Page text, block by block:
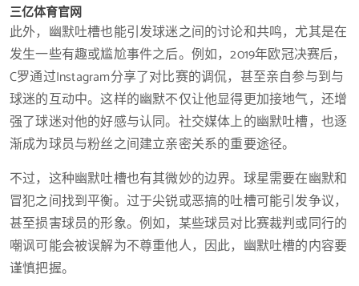
三亿体育官网
此外，幽默吐槽也能引发球迷之间的讨论和共鸣，尤其是在
发生一些有趣或尴尬事件之后。例如，2019年欧冠决赛后，
C罗通过Instagram分享了对比赛的调侃，甚至亲自参与到与
球迷的互动中。这样的幽默不仅让他显得更加接地气，还增
强了球迷对他的好感与认同。社交媒体上的幽默吐槽，也逐
渐成为球员与粉丝之间建立亲密关系的重要途径。
不过，这种幽默吐槽也有其微妙的边界。球星需要在幽默和
冒犯之间找到平衡。过于尖锐或恶搞的吐槽可能引发争议，
甚至损害球员的形象。例如，某些球员对比赛裁判或同行的
嘲讽可能会被误解为不尊重他人，因此，幽默吐槽的内容要
谨慎把握。